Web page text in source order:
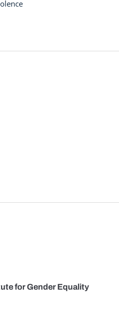
for Gender Equality